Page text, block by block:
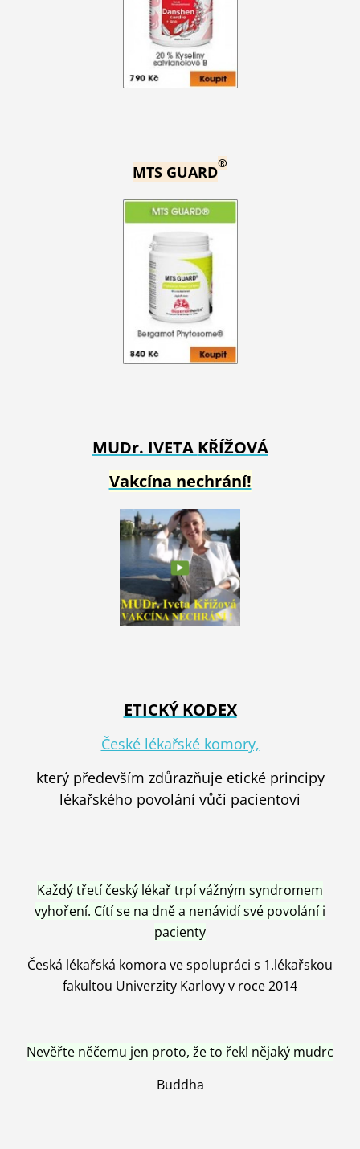
MTS GUARD®
MUDr. IVETA KŘÍŽOVÁ
Vakcína nechrání!
ETICKÝ KODEX
České lékařské komory,
který především zdůrazňuje etické principy
lékařského povolání vůči pacientovi
Každý třetí český lékař trpí vážným syndromem
vyhoření. Cítí se na dně a nenávidí své povolání i
pacienty
Česká lékařská komora ve spolupráci s 1.lékařskou
fakultou Univerzity Karlovy v roce 2014
Nevěřte něčemu jen proto, že to řekl nějaký mudrc
Buddha